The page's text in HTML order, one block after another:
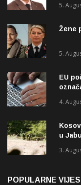
5.
Žene
5.
EU
4.
u
3.
POPULARNE